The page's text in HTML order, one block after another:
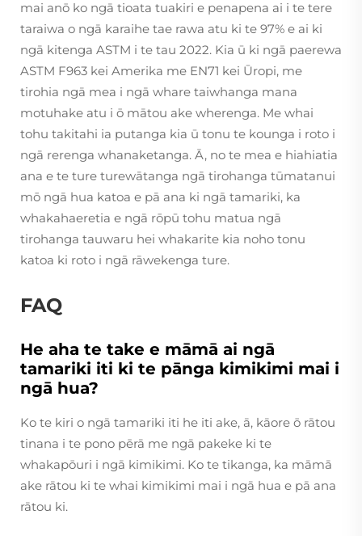
mai anō ko ngā tioata tuakiri e penapena ai i te tere
taraiwa o ngā karaihe tae rawa atu ki te 97% e ai ki
ngā kitenga ASTM i te tau 2022. Kia ū ki ngā paerewa
ASTM F963 kei Amerika me EN71 kei Ūropi, me
tirohia ngā mea i ngā whare taiwhanga mana
motuhake atu i ō mātou ake wherenga. Me whai
tohu takitahi ia putanga kia ū tonu te kounga i roto i
ngā rerenga whanaketanga. Ā, no te mea e hiahiatia
ana e te ture turewātanga ngā tirohanga tūmatanui
mō ngā hua katoa e pā ana ki ngā tamariki, ka
whakahaeretia e ngā rōpū tohu matua ngā
tirohanga tauwaru hei whakarite kia noho tonu
katoa ki roto i ngā rāwekenga ture.
FAQ
He aha te take e māmā ai ngā
tamariki iti ki te pānga kimikimi mai i
ngā hua?
Ko te kiri o ngā tamariki iti he iti ake, ā, kāore ō rātou
tinana i te pono pērā me ngā pakeke ki te
whakapōuri i ngā kimikimi. Ko te tikanga, ka māmā
ake rātou ki te whai kimikimi mai i ngā hua e pā ana
rātou ki.